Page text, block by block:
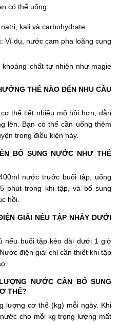
có thể uống:
kali và carbohydrate.
: Ví dụ, nước cam pha loãng cung
khoáng chất tự nhiên như magie
THẾ NÀO ĐẾN NHU CẦU
thể tiết nhiều mồ hôi hơn, dẫn
lên. Bạn có thể cần uống thêm
trong điều kiện này.
BỔ SUNG NƯỚC NHƯ THẾ
nước trước buổi tập, uống
phút trong khi tập, và bổ sung
hồi.
GIẢI NẾU TẬP NHẢY DƯỚI
nếu buổi tập kéo dài dưới 1 giờ
điện giải chỉ cần thiết khi tập
NƯỚC CẦN BỔ SUNG
THỂ?
lượng cơ thể (kg) mỗi ngày. Khi
cho mỗi kg trọng lượng mất